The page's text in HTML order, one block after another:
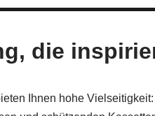
die
Ihnen hohe